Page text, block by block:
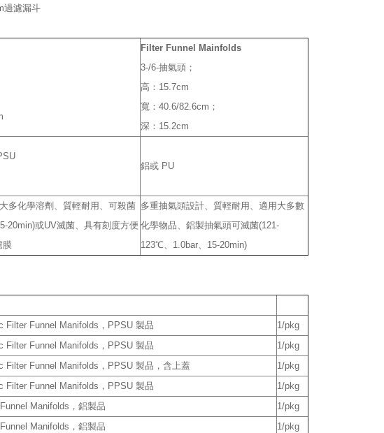
過濾漏斗
Filter Funnel Mainfolds
3-/6-抽氣頭；
高：15.7cm
寬：40.6/82.6cm；
深：15.2cm
鋁或 PU
多化學溶劑、質輕耐用、可殺菌
20min)或UV滅菌、具有刻度方便
膜
多重抽氣頭設計、質輕耐用、適用大多數
化學物品、鋁製抽氣頭可滅菌(121-
123℃、1.0bar、15-20min)
Filter Funnel Manifolds，PPSU 製品
1/pkg
Filter Funnel Manifolds，PPSU 製品
1/pkg
Filter Funnel Manifolds，PPSU 製品，含上蓋
1/pkg
Filter Funnel Manifolds，PPSU 製品
1/pkg
Manifolds，鋁製品
1/pkg
Manifolds，鋁製品 1/pkg